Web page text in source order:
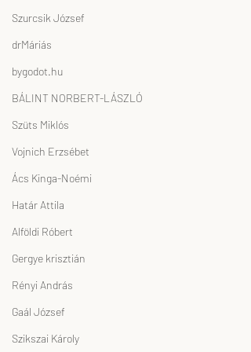
Szurcsik József
drMáriás
bygodot.hu
BÁLINT NORBERT-LÁSZLÓ
Szüts Miklós
Vojnich Erzsébet
Ács Kinga-Noémi
Határ Attila
Alföldi Róbert
Gergye krisztián
Rényi András
Gaál József
Szikszai Károly